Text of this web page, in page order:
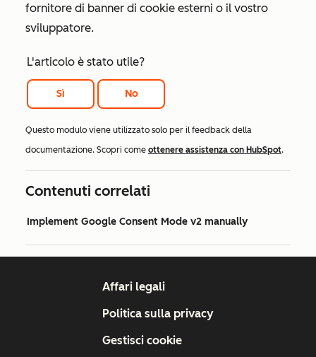
fornitore di banner di cookie esterni o il vostro
sviluppatore.
L'articolo è stato utile?
Sì No
Questo modulo viene utilizzato solo per il feedback della
documentazione. Scopri come ottenere assistenza con HubSpot.
Contenuti correlati
Implement Google Consent Mode v2 manually
Affari legali
Politica sulla privacy
Gestisci cookie